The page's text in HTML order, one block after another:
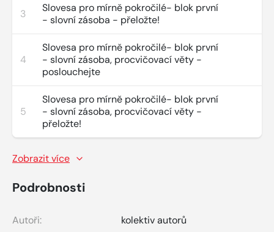
3
Slovesa pro mírně pokročilé- blok první
- slovní zásoba - přeložte!
4
Slovesa pro mírně pokročilé- blok první
- slovní zásoba, procvičovací věty -
poslouchejte
5
Slovesa pro mírně pokročilé- blok první
- slovní zásoba, procvičovací věty -
přeložte!
Zobrazit více
Podrobnosti
Autoři:
kolektiv autorů